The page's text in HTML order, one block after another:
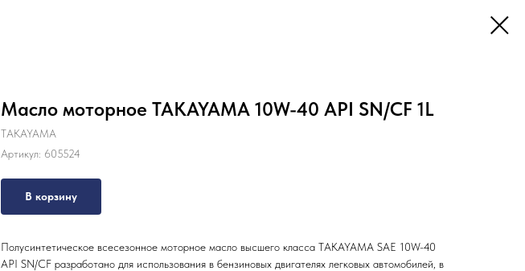
Масло моторное TAKAYAMA 10W-40 API SN/CF 1L
TAKAYAMA
Артикул: 605524
В корзину
Полусинтетическое всесезонное моторное масло высшего класса TAKAYAMA SAE 10W-40
API SN/CF разработано для использования в бензиновых двигателях легковых автомобилей, в